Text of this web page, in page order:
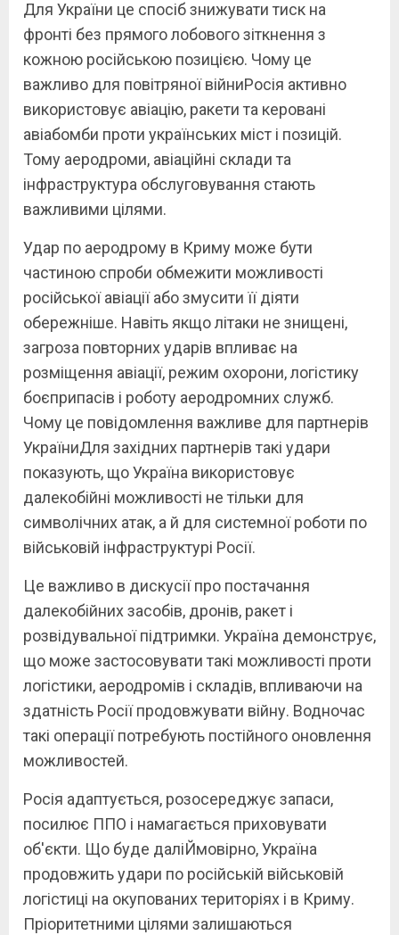
Для України це спосіб знижувати тиск на
фронті без прямого лобового зіткнення з
кожною російською позицією. Чому це
важливо для повітряної війниРосія активно
використовує авіацію, ракети та керовані
авіабомби проти українських міст і позицій.
Тому аеродроми, авіаційні склади та
інфраструктура обслуговування стають
важливими цілями.
Удар по аеродрому в Криму може бути
частиною спроби обмежити можливості
російської авіації або змусити її діяти
обережніше. Навіть якщо літаки не знищені,
загроза повторних ударів впливає на
розміщення авіації, режим охорони, логістику
боєприпасів і роботу аеродромних служб.
Чому це повідомлення важливе для партнерів
УкраїниДля західних партнерів такі удари
показують, що Україна використовує
далекобійні можливості не тільки для
символічних атак, а й для системної роботи по
військовій інфраструктурі Росії.
Це важливо в дискусії про постачання
далекобійних засобів, дронів, ракет і
розвідувальної підтримки. Україна демонструє,
що може застосовувати такі можливості проти
логістики, аеродромів і складів, впливаючи на
здатність Росії продовжувати війну. Водночас
такі операції потребують постійного оновлення
можливостей.
Росія адаптується, розосереджує запаси,
посилює ППО і намагається приховувати
об'єкти. Що буде даліЙмовірно, Україна
продовжить удари по російській військовій
логістиці на окупованих територіях і в Криму.
Пріоритетними цілями залишаються